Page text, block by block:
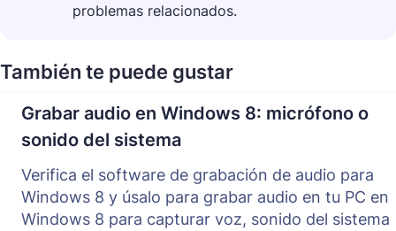
problemas relacionados.
También te puede gustar
Grabar audio en Windows 8: micrófono o
sonido del sistema
Verifica el software de grabación de audio para
Windows 8 y úsalo para grabar audio en tu PC en
Windows 8 para capturar voz, sonido del sistema